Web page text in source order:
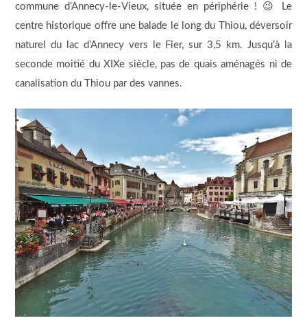
commune d’Annecy-le-Vieux, située en périphérie ! 😉 Le
centre historique offre une balade le long du Thiou, déversoir
naturel du lac d’Annecy vers le Fier, sur 3,5 km. Jusqu’à la
seconde moitié du XIXe siècle, pas de quais aménagés ni de
canalisation du Thiou par des vannes.